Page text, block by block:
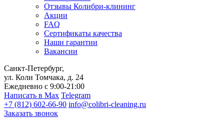
Отзывы Колибри-клининг
Акции
FAQ
Сертификаты качества
Наши гарантии
Вакансии
Санкт-Петербург,
ул. Коли Томчака, д. 24
Ежедневно с 9:00-21:00
Написать в Max Telegram
+7 (812) 602-66-90 info@colibri-cleaning.ru
Заказать звонок